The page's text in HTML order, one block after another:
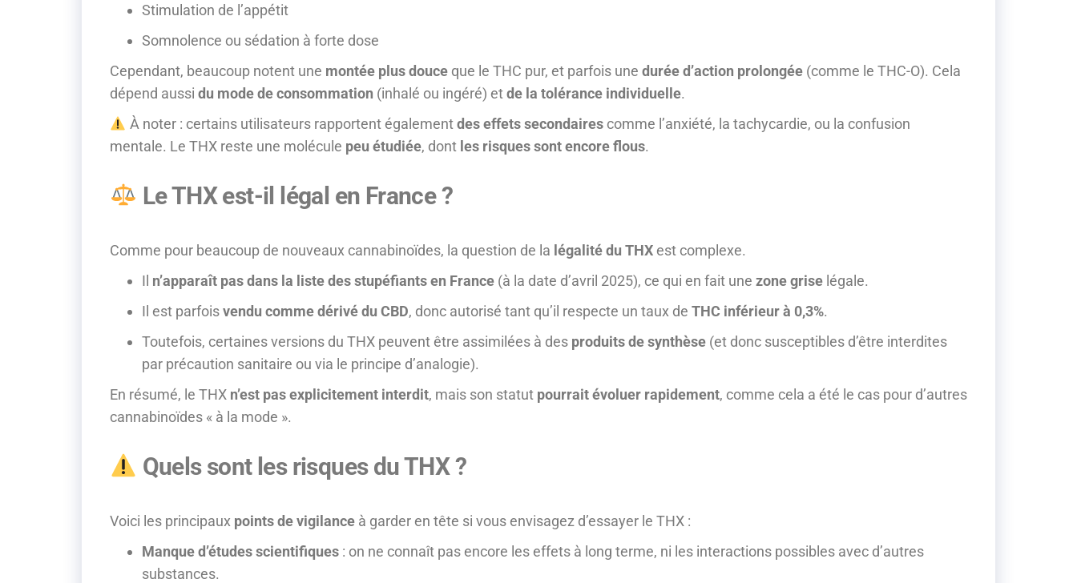
Stimulation de l’appétit
Somnolence ou sédation à forte dose
Cependant, beaucoup notent une montée plus douce que le THC pur, et parfois une durée d’action prolongée (comme le THC-O). Cela
dépend aussi du mode de consommation (inhalé ou ingéré) etde la tolérance individuelle.
À noter : certains utilisateurs rapportent égalementdes effets secondairescomme l’anxiété, la tachycardie, ou la confusion
mentale. Le THX reste une molécule peu étudiée, dont les risques sont encore flous.
Le THX est-il légal en France ?
Comme pour beaucoup de nouveaux cannabinoïdes, la question de la légalité du THX est complexe.
Il n’apparaît pas dans la liste des stupéfiants en France (à la date d’avril 2025), ce qui en fait une zone grise légale.
Il est parfoisvendu comme dérivé du CBD, donc autorisé tant qu’il respecte un taux de THC inférieur à 0,3%.
Toutefois, certaines versions du THX peuvent être assimilées à des produits de synthèse (et donc susceptibles d’être interdites
par précaution sanitaire ou via le principe d’analogie).
En résumé, le THX n’est pas explicitement interdit, mais son statut pourrait évoluer rapidement, comme cela a été le cas pour d’autres
cannabinoïdes « à la mode ».
Quels sont les risques du THX ?
Voici les principaux points de vigilance à garder en tête si vous envisagez d’essayer le THX :
Manque d’études scientifiques : on ne connaît pas encore les effets à long terme, ni les interactions possibles avec d’autres
substances.